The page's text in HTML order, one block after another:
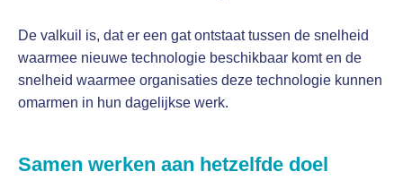
De valkuil is, dat er een gat ontstaat tussen de snelheid
waarmee nieuwe technologie beschikbaar komt en de
snelheid waarmee organisaties deze technologie kunnen
omarmen in hun dagelijkse werk.
Samen werken aan hetzelfde doel